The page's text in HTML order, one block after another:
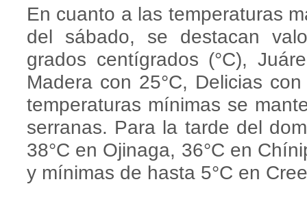
En cuanto a las temperaturas
del sábado, se destacan
grados centígrados (°C),
Madera con 25°C, Delicias
temperaturas mínimas se
serranas. Para la tarde del
38°C en Ojinaga, 36°C en
y mínimas de hasta 5°C en